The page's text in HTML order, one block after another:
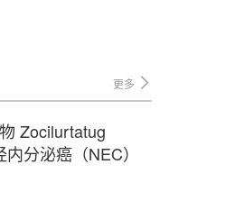
更多
Zocilurtatug
分泌癌（NEC）